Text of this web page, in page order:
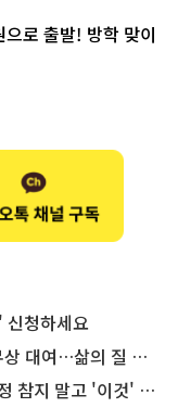
로 출발! 방학 맞이
신청하세요
여…삶의 질 높인다
고 '이것' 해보세요!